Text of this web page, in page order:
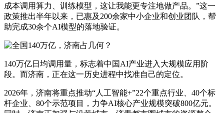
成本调用算力、训练模型，这让我能更专注地做产品。”这一
政策推出半年以来，已惠及200余家中小企业和创业团队，帮
助完成30余个AI模型的落地验证。
140万亿日均调用量，标志着中国AI产业进入大规模应用阶
段。而济南，正在这一历史进程中找准自己的定位。
2026年，济南将重点推动“人工智能+”22个重点行业、40个标
杆企业、80个示范项目，力争AI核心产业规模突破800亿元。